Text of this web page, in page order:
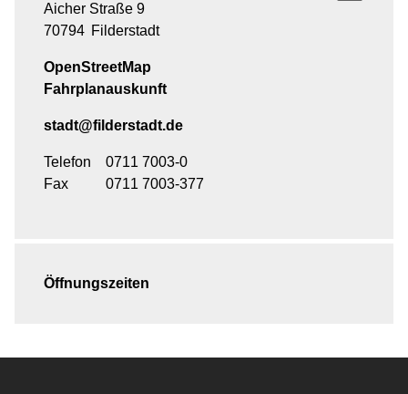
Aicher Straße 9
70794 Filderstadt
OpenStreetMap
Fahrplanauskunft
stadt@filderstadt.de
Telefon
0711 7003-0
Fax
0711 7003-377
Öffnungszeiten